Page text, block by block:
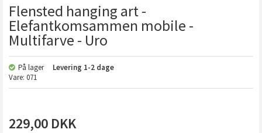
Flensted hanging art -
Elefantkomsammen mobile -
Multifarve - Uro
På lager Levering 1-2 dage
Vare: 071
229,00 DKK